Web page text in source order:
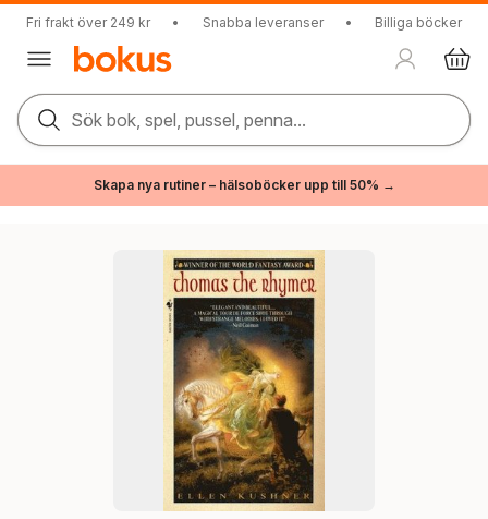
Fri frakt över 249 kr • Snabba leveranser • Billiga böcker
Sök bok, spel, pussel, penna...
Skapa nya rutiner – hälsoböcker upp till 50% →